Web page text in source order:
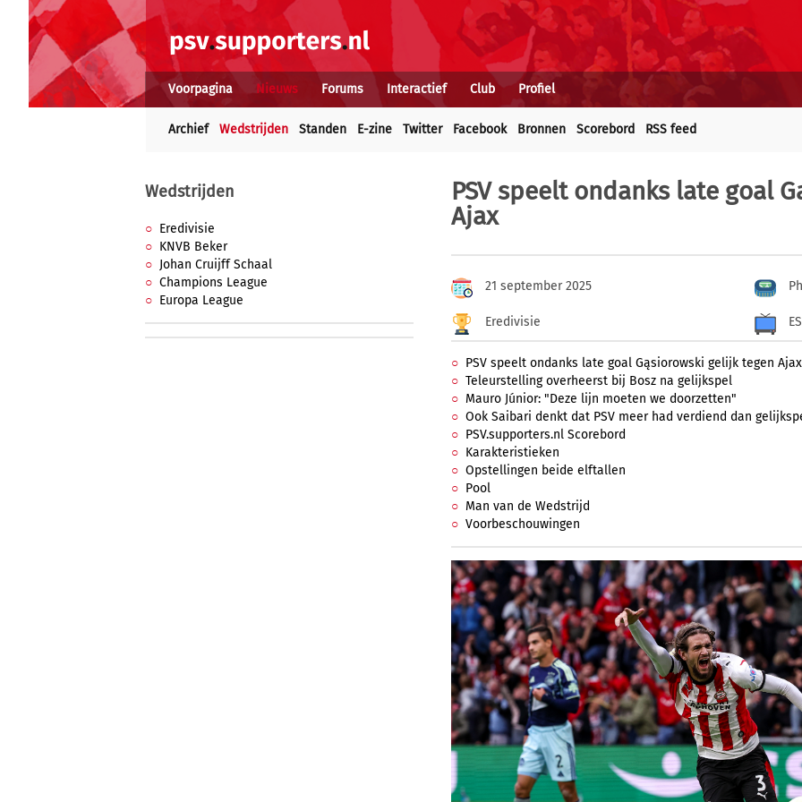
Voorpagina Nieuws Forums Interactief Club Profiel
Archief Wedstrijden Standen E-zine Twitter Facebook Bronnen Scorebord RSS feed
Wedstrijden
Eredivisie
KNVB Beker
Johan Cruijff Schaal
Champions League
Europa League
PSV speelt ondanks late goal
Ajax
21 september 2025
Eredivisie
PSV speelt ondanks late goal Gąsiorowski gelijk tegen Ajax
Teleurstelling overheerst bij Bosz na gelijkspel
Mauro Júnior: "Deze lijn moeten we doorzetten"
Ook Saibari denkt dat PSV meer had verdiend dan
PSV.supporters.nl Scorebord
Karakteristieken
Opstellingen beide elftallen
Pool
Man van de Wedstrijd
Voorbeschouwingen